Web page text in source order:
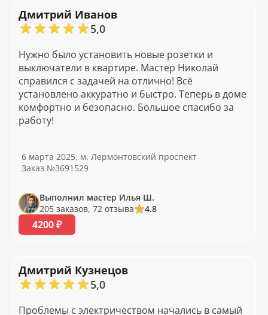
Дмитрий Иванов
5,0
Нужно было установить новые розетки и
выключатели в квартире. Мастер Николай
справился с задачей на отлично! Всё
установлено аккуратно и быстро. Теперь в доме
комфортно и безопасно. Большое спасибо за
работу!
6 марта 2025, м. Лермонтовский проспект
Заказ №3691529
Выполнил мастер Илья Ш.
205 заказов, 72 отзыва
4.8
4200 ₽
Дмитрий Кузнецов
5,0
Проблемы с электричеством начались в самый